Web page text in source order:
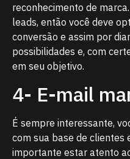
reconhecimento de
leads, então você deve
conversão e assim por
possibilidades e, com
em seu objetivo.
4- E-mail
É sempre interessante,
com sua base de clientes
importante estar atento